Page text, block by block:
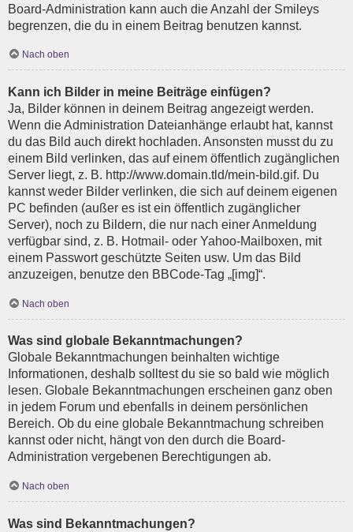
Board-Administration kann auch die Anzahl der Smileys
begrenzen, die du in einem Beitrag benutzen kannst.
Nach oben
Kann ich Bilder in meine Beiträge einfügen?
Ja, Bilder können in deinem Beitrag angezeigt werden.
Wenn die Administration Dateianhänge erlaubt hat, kannst
du das Bild auch direkt hochladen. Ansonsten musst du zu
einem Bild verlinken, das auf einem öffentlich zugänglichen
Server liegt, z. B. http://www.domain.tld/mein-bild.gif. Du
kannst weder Bilder verlinken, die sich auf deinem eigenen
PC befinden (außer es ist ein öffentlich zugänglicher
Server), noch zu Bildern, die nur nach einer Anmeldung
verfügbar sind, z. B. Hotmail- oder Yahoo-Mailboxen, mit
einem Passwort geschützte Seiten usw. Um das Bild
anzuzeigen, benutze den BBCode-Tag „[img]“.
Nach oben
Was sind globale Bekanntmachungen?
Globale Bekanntmachungen beinhalten wichtige
Informationen, deshalb solltest du sie so bald wie möglich
lesen. Globale Bekanntmachungen erscheinen ganz oben
in jedem Forum und ebenfalls in deinem persönlichen
Bereich. Ob du eine globale Bekanntmachung schreiben
kannst oder nicht, hängt von den durch die Board-
Administration vergebenen Berechtigungen ab.
Nach oben
Was sind Bekanntmachungen?